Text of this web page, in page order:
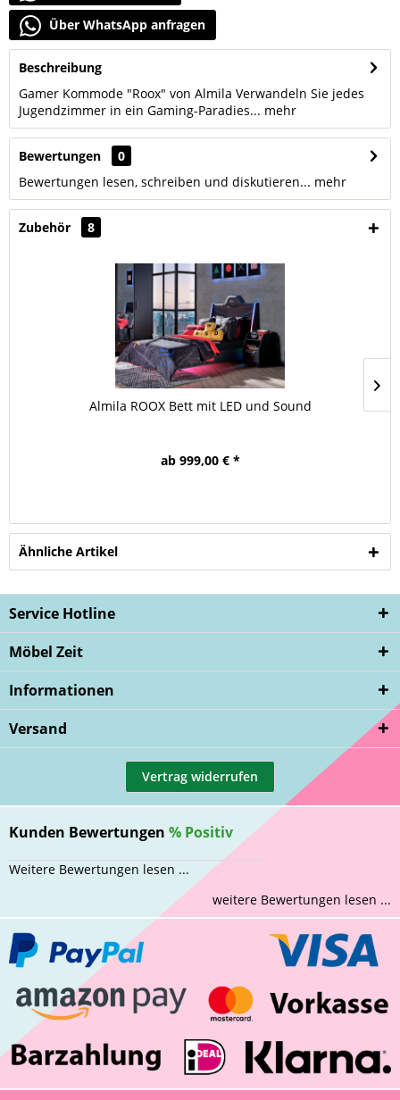
Über WhatsApp anfragen
Beschreibung
Gamer Kommode "Roox" von Almila Verwandeln Sie jedes
Jugendzimmer in ein Gaming-Paradies... mehr
Bewertungen
0
Bewertungen lesen, schreiben und diskutieren... mehr
Zubehör 8
Almila ROOX Bett mit LED und Sound
ab 999,00 € *
Ähnliche Artikel
Service Hotline
Möbel Zeit
Informationen
Versand
Vertrag widerrufen
Kunden Bewertungen % Positiv
Weitere Bewertungen lesen ...
weitere Bewertungen lesen ...